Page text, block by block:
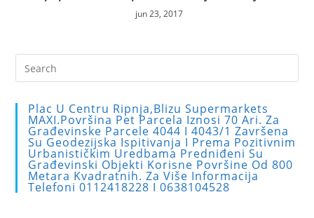
jun 23, 2017
Plac U Centru Ripnja,blizu Supermarkets
MAXI.Površina Pet Parcela Iznosi 70 Ari. Za
Građevinske Parcele 4044 I 4043/1 Završena
Su Geodezijska Ispitivanja I Prema Pozitivnim
Urbanističkim Uredbama Predniđeni Su
Građevinski Objekti Korisne Površine Od 800
Metara Kvadratnih. Za Više Informacija
Telefoni 0112418228 I 0638104528